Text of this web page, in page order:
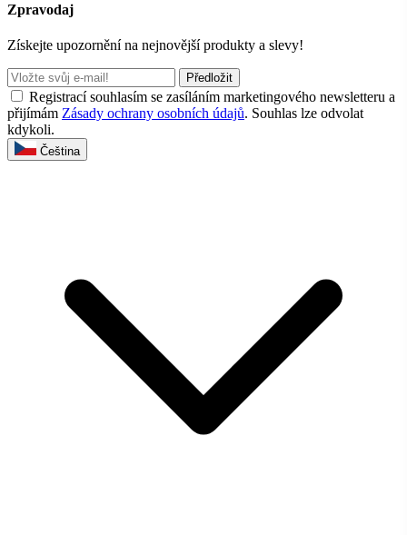
Zpravodaj
Získejte upozornění na nejnovější produkty a slevy!
Předložit
Registrací souhlasím se zasíláním marketingového newsletteru a
přijímám Zásady ochrany osobních údajů. Souhlas lze odvolat
kdykoli.
Čeština